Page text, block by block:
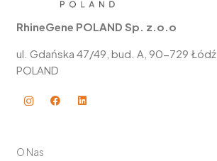
RhineGene POLAND Sp. z.o.o
ul. Gdańska 47/49, bud. A, 90-729 Łódź,
POLAND
O Nas